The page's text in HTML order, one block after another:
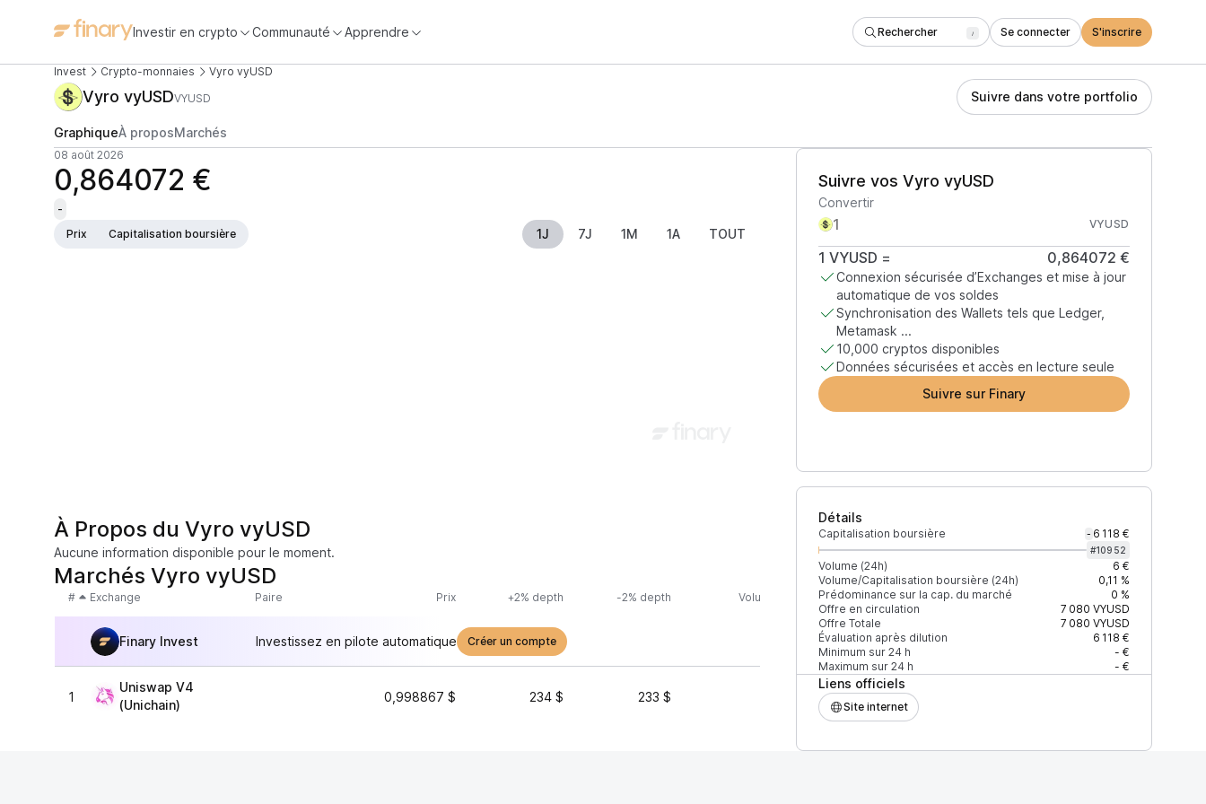
Investir en crypto Communauté Apprendre Rechercher / Se connecter S'inscrire
Invest Crypto-monnaies Vyro vyUSD
Vyro vyUSDVYUSD Suivre dans votre portfolio
GraphiqueÀ proposMarchés
08 août 2026
0,864072 €
-
Prix
Capitalisation boursière 1J 7J 1M 1A TOUT
Suivre vos Vyro vyUSD
Convertir
VYUSD
1 VYUSD = 0,864072 €
Connexion sécurisée d’Exchanges et mise à jour
automatique de vos soldes
Synchronisation des Wallets tels que Ledger,
Metamask ...
10,000 cryptos disponibles
Données sécurisées et accès en lecture seule
Suivre sur Finary
Détails
Capitalisation boursière - 6 118 €
#10952
Volume (24h)
6 €
Volume/Capitalisation boursière (24h)
0,11 %
Prédominance sur la cap. du marché
0 %
Offre en circulation
7 080 VYUSD
Offre Totale
7 080 VYUSD
Évaluation après dilution
6 118 €
Minimum sur 24 h
- €
Maximum sur 24 h
- €
Liens officiels
Site internet
À Propos du Vyro vyUSD
Aucune information disponible pour le moment.
Marchés Vyro vyUSD
# Exchange Paire Prix +2% depth -2% depth Volume (24h) % du volume Confiance Mis à jour
Finary Invest Investissez en pilote automatique Créer un compte
1
Uniswap V4
(Unichain)
0,998867 $ 234 $ 233 $ 100 %